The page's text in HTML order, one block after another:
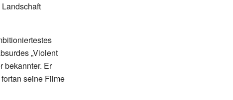
„Violent
bekannter. Er
seine Filme